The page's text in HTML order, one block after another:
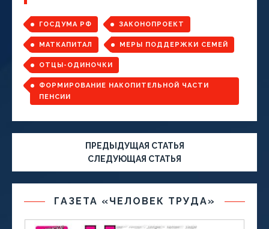
ГОСДУМА РФ ЗАКОНОПРОЕКТ
МАТКАПИТАЛ МЕРЫ ПОДДЕРЖКИ СЕМЕЙ
ОТЦЫ-ОДИНОЧКИ
ФОРМИРОВАНИЕ НАКОПИТЕЛЬНОЙ ЧАСТИ
ПЕНСИИ
ПРЕДЫДУЩАЯ СТАТЬЯ
СЛЕДУЮЩАЯ СТАТЬЯ
ГАЗЕТА «ЧЕЛОВЕК ТРУДА»